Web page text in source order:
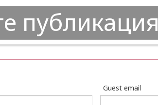
публикация
Guest email